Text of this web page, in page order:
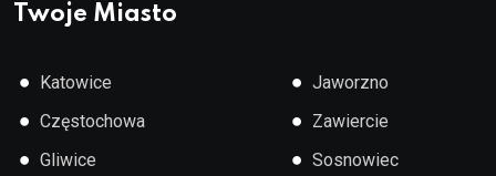
Twoje Miasto
● Katowice
● Częstochowa
● Gliwice
● Jaworzno
● Zawiercie
● Sosnowiec